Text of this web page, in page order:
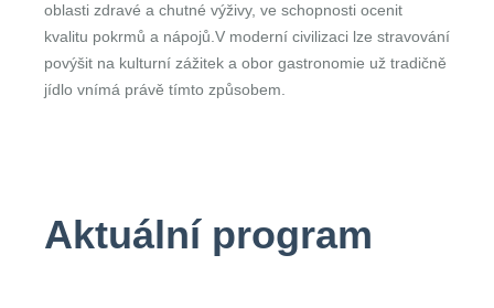
oblasti zdravé a chutné výživy, ve schopnosti ocenit
kvalitu pokrmů a nápojů.V moderní civilizaci lze stravování
povýšit na kulturní zážitek a obor gastronomie už tradičně
jídlo vnímá právě tímto způsobem.
Aktuální program